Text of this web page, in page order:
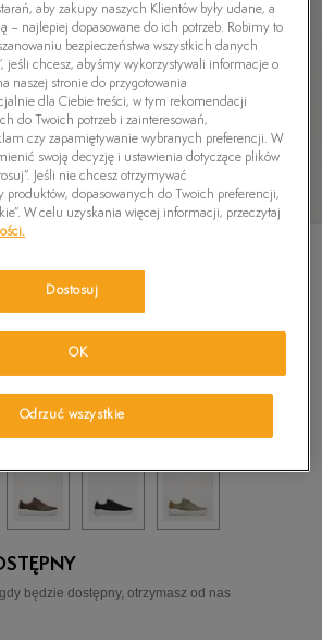
BAY OXFORD
będzie dostępny, otrzymasz od nas
aby zakupy naszych Klientów były udane, a
– najlepiej dopasowane do ich potrzeb. Robimy to
bezpieczeństwa wszystkich danych
jeśli chcesz, abyśmy wykorzystywali informacje o
naszej stronie do przygotowania
dla Ciebie treści, w tym rekomendacji
do Twoich potrzeb i zainteresowań,
czy zapamiętywanie wybranych preferencji. W
swoją decyzję i ustawienia dotyczące plików
Jeśli nie chcesz otrzymywać
produktów, dopasowanych do Twoich preferencji,
W celu uzyskania więcej informacji, przeczytaj
Dostosuj
Odrzuć wszystkie
OK